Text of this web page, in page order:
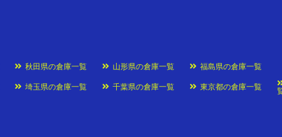
秋田県の倉庫一覧 山形県の倉庫一覧
福島県の倉庫一覧
埼玉県の倉庫一覧 千葉県の倉庫一覧 東京都の倉庫一覧